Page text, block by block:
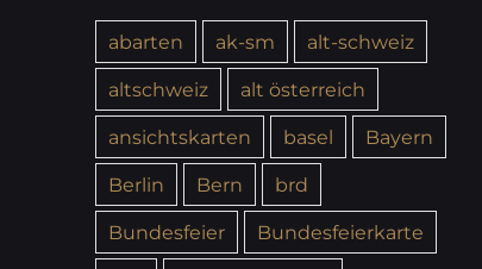
abarten ak-sm
alt-schweiz
altschweiz
alt österreich
ansichtskarten
basel
Bayern
Berlin
Bern
brd
Bundesfeier
Bundesfeierkarte